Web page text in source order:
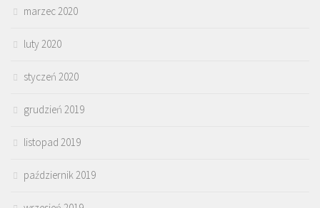
marzec 2020
luty 2020
styczeń 2020
grudzień 2019
listopad 2019
październik 2019